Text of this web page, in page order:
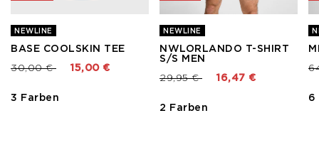
NEWLINE
BASE COOLSKIN TEE
Preis reduziert von
30,00 €bis 15,00 €
3 Farben
NEWLINE
NWLORLANDO T-SHIRT
S/S MEN
Preis reduziert von
29,95 €bis 16,47 €
2 Farben
6